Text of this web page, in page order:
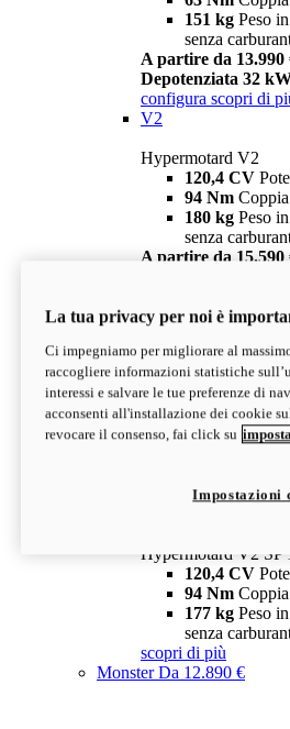
151 kg Peso
senza
A partire da 13.990
Depotenziata 32
configura scopri di
V2
Hypermotard V2
120,4 CV
94 Nm Coppia
180 kg Peso
senza
A partire da 15.590
V2 SP
Hypermotard V2 SP
120,4 CV
94 NmCoppia
177 kgPeso
senza
Depotenziata 35
configura scopri di
Hypermotard V2 SP
120,4 CV
94 Nm Coppia
177 kg Peso
senza
scopri di più
MonsterDa 12.890 €
La tua privacy per noi è
Ci impegniamo per migliorare al
raccogliere informazioni statistiche
interessi e salvare le tue preferenze di
acconsenti all'installazione dei cookie
revocare il consenso, fai click su
Impostazioni